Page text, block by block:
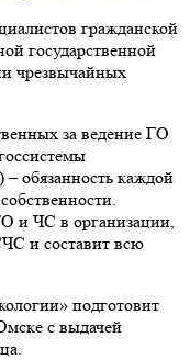
за ведение ГО
обязанность каждой
и ЧС в организации,
и составит всю
подготовит
с выдачей